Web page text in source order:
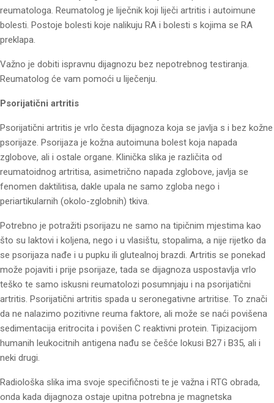
reumatologa. Reumatolog je liječnik koji liječi artritis i autoimune
bolesti. Postoje bolesti koje nalikuju RA i bolesti s kojima se RA
preklapa.
Važno je dobiti ispravnu dijagnozu bez nepotrebnog testiranja.
Reumatolog će vam pomoći u liječenju.
Psorijatični artritis
Psorijatični artritis je vrlo česta dijagnoza koja se javlja s i bez kožne
psorijaze. Psorijaza je kožna autoimuna bolest koja napada
zglobove, ali i ostale organe. Klinička slika je različita od
reumatoidnog artritisa, asimetrično napada zglobove, javlja se
fenomen daktilitisa, dakle upala ne samo zgloba nego i
periartikularnih (okolo-zglobnih) tkiva.
Potrebno je potražiti psorijazu ne samo na tipičnim mjestima kao
što su laktovi i koljena, nego i u vlasištu, stopalima, a nije rijetko da
se psorijaza nađe i u pupku ili glutealnoj brazdi. Artritis se ponekad
može pojaviti i prije psorijaze, tada se dijagnoza uspostavlja vrlo
teško te samo iskusni reumatolozi posumnjaju i na psorijatični
artritis. Psorijatični artritis spada u seronegativne artritise. To znači
da ne nalazimo pozitivne reuma faktore, ali može se naći povišena
sedimentacija eritrocita i povišen C reaktivni protein. Tipizacijom
humanih leukocitnih antigena nađu se češće lokusi B27 i B35, ali i
neki drugi.
Radiološka slika ima svoje specifičnosti te je važna i RTG obrada,
onda kada dijagnoza ostaje upitna potrebna je magnetska